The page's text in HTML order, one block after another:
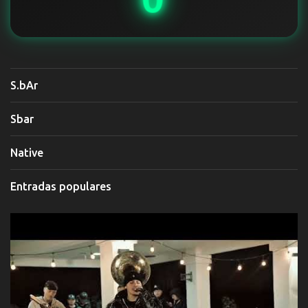
S.bAr
Sbar
Native
Entradas populares